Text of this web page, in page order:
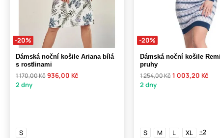
-20%
Dámská noční košile Ariana bílá
s rostlinami
1 170,00 Kč936,00 Kč
2 dny
S
-20%
Dámská noční košile
pruhy
1 254,00 Kč1 003,20 Kč
2 dny
S M L XL +2